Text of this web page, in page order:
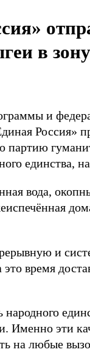
в
и
Россия»
партию
единства,
вода,
и
время
Именно эти
на любые